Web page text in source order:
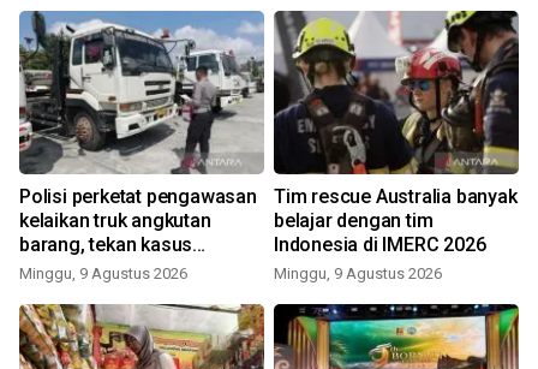
Polisi perketat pengawasan
kelaikan truk angkutan
barang, tekan kasus
kecelakaan
Minggu, 9 Agustus 2026
Tim rescue Australia banyak
belajar dengan tim
Indonesia di IMERC 2026
Minggu, 9 Agustus 2026